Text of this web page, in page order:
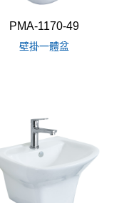
PMA-1170-49
壁掛一體盆